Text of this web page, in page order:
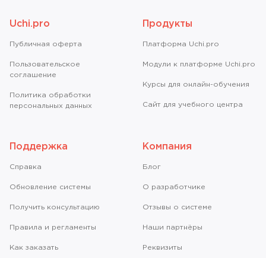
Uchi.pro
Публичная оферта
Пользовательское
соглашение
Политика обработки
персональных данных
Продукты
Платформа Uchi.pro
Модули к платформе Uchi.pro
Курсы для онлайн-обучения
Сайт для учебного центра
Поддержка
Справкa
Обновление системы
Получить консультацию
Правила и регламенты
Как заказать
Компания
Блог
О разработчике
Отзывы о системе
Наши партнёры
Реквизиты